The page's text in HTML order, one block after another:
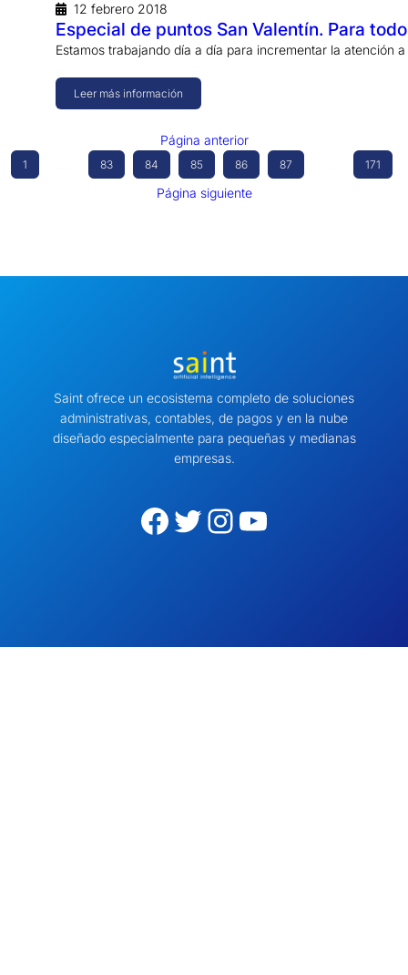
12 febrero 2018
Especial de puntos San Valentín. Para
Estamos trabajando día a día para incrementar la atención
Leer más información
Página anterior
1 83 84 85 86 87 171
Página siguiente
Saint ofrece un ecosistema completo de soluciones
administrativas, contables, de pagos y en la nube
diseñado especialmente para pequeñas y medianas
empresas.
Facebook Twitter Instagram YouTube